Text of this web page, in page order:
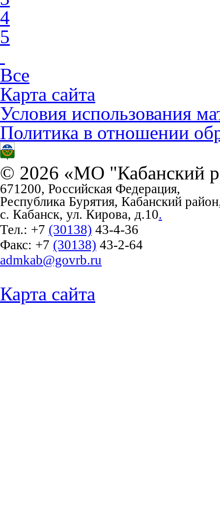
4
5
Все
Карта сайта
Условия использования
Политика в отношении
© 2026 «МО "Кабанский
671200, Российская Федерация,
Республика Бурятия, Кабанский район
с. Кабанск, ул. Кирова, д.10.
Тел.: +7 (30138) 43-4-36
Факс: +7 (30138) 43-2-64
admkab@govrb.ru
Карта сайта